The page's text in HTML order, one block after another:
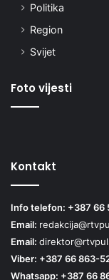
Politika
Region
Svijet
Foto vijesti
Kontakt
Info telefon: +387 66
Email:
Email:
Viber: +387 66 863-
Whatsapp: +387 66